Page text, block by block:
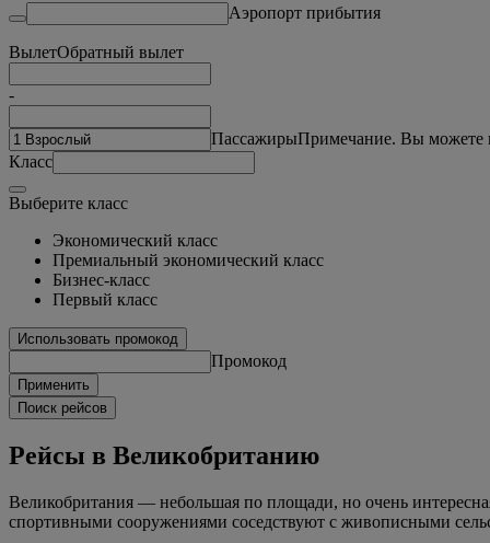
Аэропорт прибытия
ВылетОбратный вылет
-
ПассажирыПримечание. Вы можете
Класс
Выберите класс
Экономический класс
Премиальный экономический класс
Бизнес-класс
Первый класс
Использовать промокод
Промокод
Применить
Поиск рейсов
Рейсы в Великобританию
Великобритания — небольшая по площади, но очень
спортивными сооружениями соседствуют с живописными